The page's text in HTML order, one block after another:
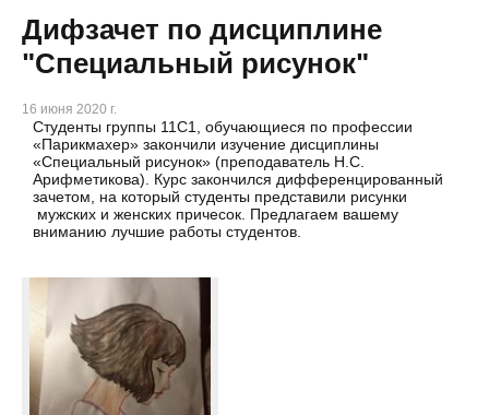
Дифзачет по дисциплине
"Специальный рисунок"
16 июня 2020 г.
Студенты группы 11С1, обучающиеся по профессии
«Парикмахер» закончили изучение дисциплины
«Специальный рисунок» (преподаватель Н.С.
Арифметикова). Курс закончился дифференцированный
зачетом, на который студенты представили рисунки
мужских и женских причесок. Предлагаем вашему
вниманию лучшие работы студентов.